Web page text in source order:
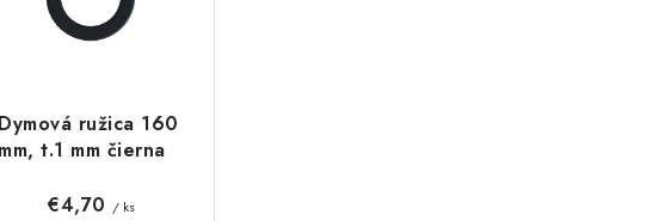
e
p
Dymová ružica 160
mm, t.1 mm čierna
€4,70 / ks